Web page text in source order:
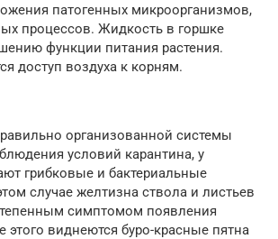
патогенных микроорганизмов,
процессов. Жидкость в горшке
функции питания растения.
доступ воздуха к корням.
организованной системы
условий карантина, у
грибковые и бактериальные
случае желтизна ствола и листьев
симптомом появления
виднеются буро-красные пятна